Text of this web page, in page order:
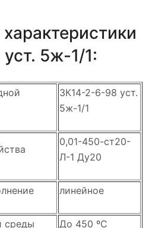
5ж-1/1:
ЗК14-2-6-98 уст.
5ж-1/1
0,01-450-ст20-
Л-1 Ду20
линейное
среды До 450 ºС